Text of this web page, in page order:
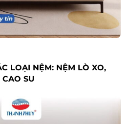
LOẠI NỆM: NỆM LÒ XO,
SU